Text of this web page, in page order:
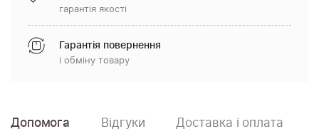
гарантія якості
Гарантія повернення
і обміну товару
Допомога Відгуки Доставка і оплата